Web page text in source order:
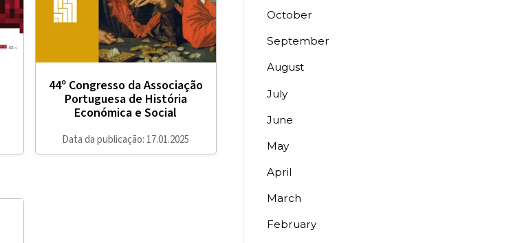
44º Congresso da Associação
Portuguesa de História
Económica e Social
Data da publicação: 17.01.2025
October
September
August
July
June
May
April
March
February